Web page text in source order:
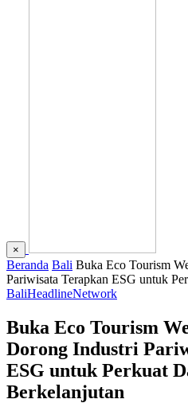
×
Beranda Bali Buka Eco Tourism
Pariwisata Terapkan ESG untuk
BaliHeadlineNetwork
Buka Eco Tourism
Dorong Industri
ESG untuk Perkuat
Berkelanjutan